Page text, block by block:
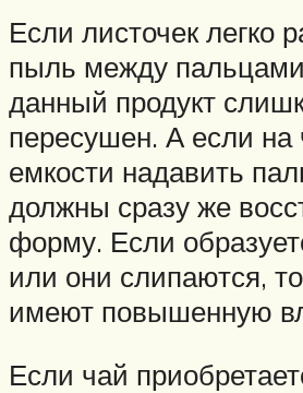
Если листочек легко
пыль между
данный продукт
пересушен. А если на
емкости надавить
должны сразу же
форму. Если
или они слипаются,
имеют повышенную
Если чай